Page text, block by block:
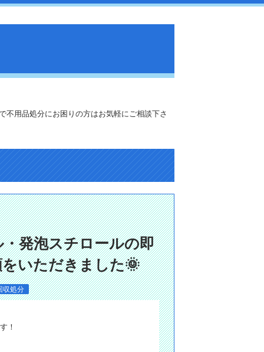
不用品処分にお困りの方はお気軽にご相談下さ
発泡スチロールの即
いただきました🌞
収処分
！